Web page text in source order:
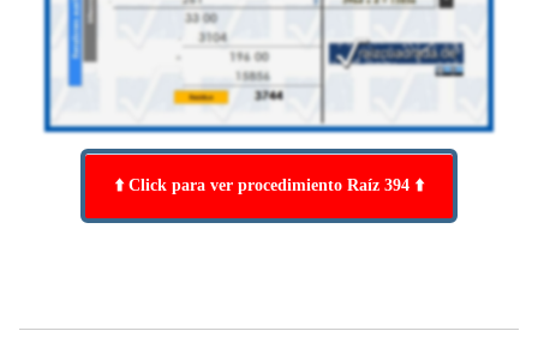
⬆️ Click para ver procedimiento Raíz 394 ⬆️